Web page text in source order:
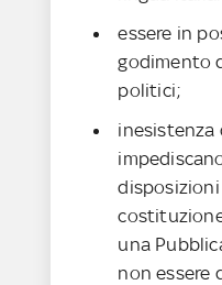
essere in
godimento
politici;
inesistenza
una
non essere